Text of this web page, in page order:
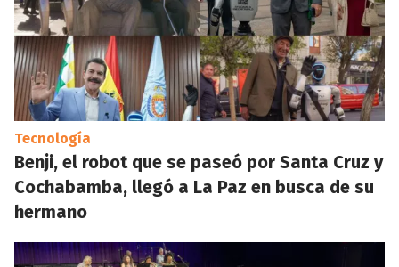
Tecnología
Benji, el robot que se paseó por Santa Cruz y
Cochabamba, llegó a La Paz en busca de su
hermano